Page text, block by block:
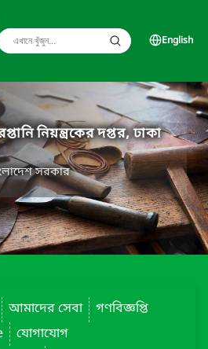
English
নিয়ন্ত্রকের দপ্তর, ঢাকা
সরকার
আমাদের সেবা
গণবিজ্ঞপ্তি
যোগাযোগ